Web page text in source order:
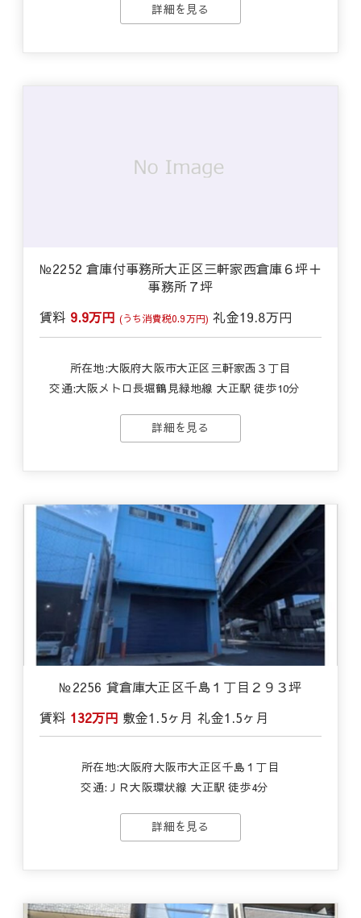
詳細を見る
№2252 倉庫付事務所大正区三軒家西倉庫６坪＋
事務所７坪
賃料 9.9万円 (うち消費税0.9万円) 礼金19.8万円
所在地:大阪府大阪市大正区三軒家西３丁目
交通:大阪メトロ長堀鶴見緑地線 大正駅 徒歩10分
詳細を見る
№2256 貸倉庫大正区千島１丁目２９３坪
賃料 132万円 敷金1.5ヶ月 礼金1.5ヶ月
所在地:大阪府大阪市大正区千島１丁目
交通: ＪＲ大阪環状線 大正駅 徒歩4分
詳細を見る